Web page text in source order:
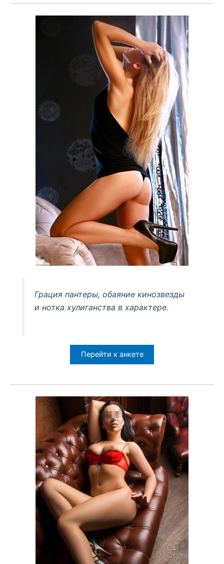
Грация пантеры, обаяние кинозвезды
и нотка хулиганства в характере.
Перейти к анкете